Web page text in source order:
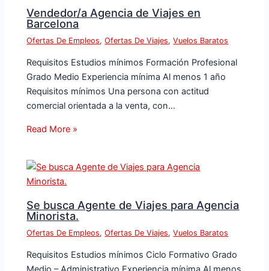
Vendedor/a Agencia de Viajes en
Barcelona
Ofertas De Empleos,Ofertas De Viajes,Vuelos Baratos
Requisitos Estudios mínimos Formación Profesional
Grado Medio Experiencia mínima Al menos 1 año
Requisitos mínimos Una persona con actitud
comercial orientada a la venta, con…
Read More »
Se busca Agente de Viajes para Agencia
Minorista.
Ofertas De Empleos,Ofertas De Viajes,Vuelos Baratos
Requisitos Estudios mínimos Ciclo Formativo Grado